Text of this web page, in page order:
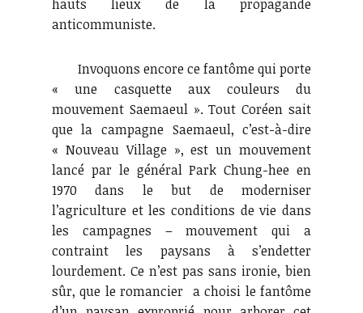
hauts lieux de la propagande
anticommuniste.
Invoquons encore ce fantôme qui porte
« une casquette aux couleurs du
mouvement Saemaeul ». Tout Coréen sait
que la campagne Saemaeul, c’est-à-dire
« Nouveau Village », est un mouvement
lancé par le général Park Chung-hee en
1970 dans le but de moderniser
l’agriculture et les conditions de vie dans
les campagnes – mouvement qui a
contraint les paysans à s’endetter
lourdement. Ce n’est pas sans ironie, bien
sûr, que le romancier a choisi le fantôme